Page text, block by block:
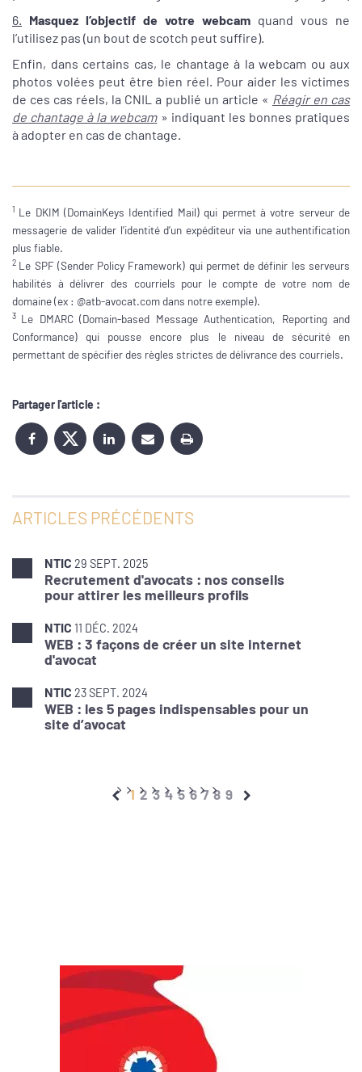
6. Masquez l’objectif de votre webcam quand vous ne
l’utilisez pas (un bout de scotch peut suffire).
Enfin, dans certains cas, le chantage à la webcam ou aux
photos volées peut être bien réel. Pour aider les victimes
de ces cas réels, la CNIL a publié un article « Réagir en cas
de chantage à la webcam» indiquant les bonnes pratiques
à adopter en cas de chantage.
1 Le DKIM (DomainKeys Identified Mail) qui permet à votre serveur de
messagerie de valider l’identité d’un expéditeur via une authentification
plus fiable.
2 Le SPF (Sender Policy Framework) qui permet de définir les serveurs
habilités à délivrer des courriels pour le compte de votre nom de
domaine (ex : @atb-avocat.com dans notre exemple).
3 Le DMARC (Domain-based Message Authentication, Reporting and
Conformance) qui pousse encore plus le niveau de sécurité en
permettant de spécifier des règles strictes de délivrance des courriels.
Partager l'article :
ARTICLES PRÉCÉDENTS
NTIC 29 SEPT. 2025
Recrutement d'avocats : nos conseils
pour attirer les meilleurs profils
NTIC 11 DÉC. 2024
WEB : 3 façons de créer un site internet
d'avocat
NTIC 23 SEPT. 2024
WEB : les 5 pages indispensables pour un
site d’avocat
1 2 3 4 5 6 7 8 9